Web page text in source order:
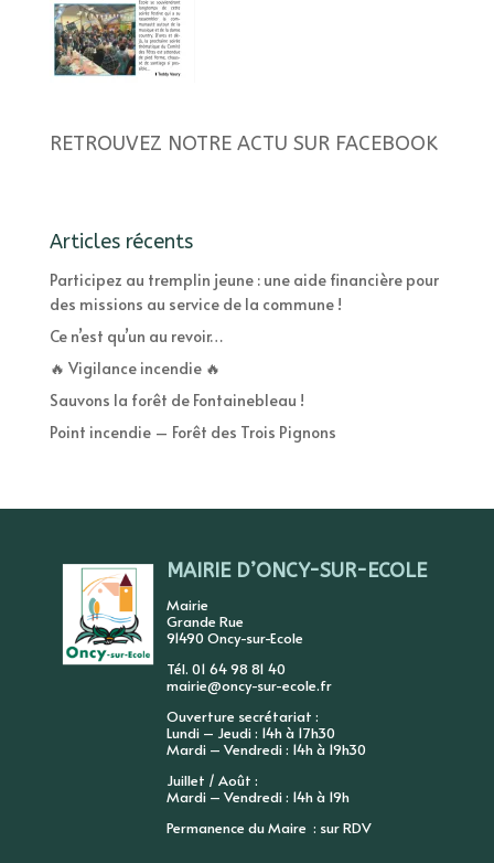
RETROUVEZ NOTRE ACTU SUR FACEBOOK
Articles récents
Participez au tremplin jeune : une aide financière pour
des missions au service de la commune !
Ce n’est qu’un au revoir…
🔥 Vigilance incendie 🔥
Sauvons la forêt de Fontainebleau !
Point incendie – Forêt des Trois Pignons
MAIRIE D’ONCY-SUR-ECOLE
Mairie
Grande Rue
91490 Oncy-sur-Ecole
Tél. 01 64 98 81 40
mairie@oncy-sur-ecole.fr
Ouverture secrétariat :
Lundi – Jeudi : 14h à 17h30
Mardi – Vendredi : 14h à 19h30
Juillet / Août :
Mardi – Vendredi : 14h à 19h
Permanence du Maire : sur RDV